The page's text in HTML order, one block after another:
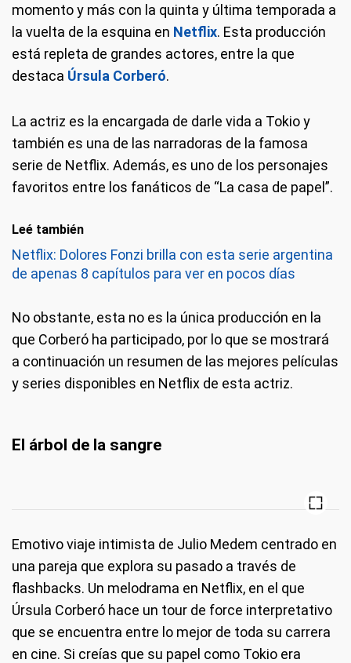
momento y más con la quinta y última temporada a
la vuelta de la esquina en Netflix. Esta producción
está repleta de grandes actores, entre la que
destaca Úrsula Corberó.
La actriz es la encargada de darle vida a Tokio y
también es una de las narradoras de la famosa
serie de Netflix. Además, es uno de los personajes
favoritos entre los fanáticos de “La casa de papel”.
Leé también
Netflix: Dolores Fonzi brilla con esta serie argentina
de apenas 8 capítulos para ver en pocos días
No obstante, esta no es la única producción en la
que Corberó ha participado, por lo que se mostrará
a continuación un resumen de las mejores películas
y series disponibles en Netflix de esta actriz.
El árbol de la sangre
Emotivo viaje intimista de Julio Medem centrado en
una pareja que explora su pasado a través de
flashbacks. Un melodrama en Netflix, en el que
Úrsula Corberó hace un tour de force interpretativo
que se encuentra entre lo mejor de toda su carrera
en cine. Si creías que su papel como Tokio era